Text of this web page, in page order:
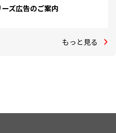
ーズ広告のご案内
もっと見る